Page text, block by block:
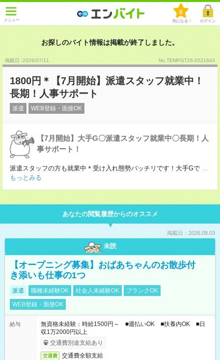
メニュー
0
気になる！ ログイン
お探しのバイト情報は掲載が終了しました。
掲載日 :2026/07/11 No.TEMPGT26-0521843
1800円＊【7月開始】派遣スタッフ就業中！
長期！人事サポート
派遣 WEB登録・面接OK
【7月開始】大手G〇派遣スタッフ就業中〇長期！人
事サポート！
派遣スタッフの方も就業中＊受け入れ態勢バッチリです！大手Gで ...
もっとみる
あなたの閲覧履歴からのオススメ
掲載日：2026.08.03
未読
【オープニング募集】おばあちゃんのお散歩付
き添いも仕事の1つ
派遣 職種未経験OK 社会人未経験OK
ブランクOK
WEB登録・面接OK
給与
無資格未経験：時給1500円～ ■週払いOK ■扶養内OK ■日
収1万2000円以上
交通費別途支給あり
交通費 交通費全額支給